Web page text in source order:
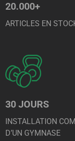
20.000+
ARTICLES EN
30 JOURS
INSTALLATION
D’UN GYMNASE